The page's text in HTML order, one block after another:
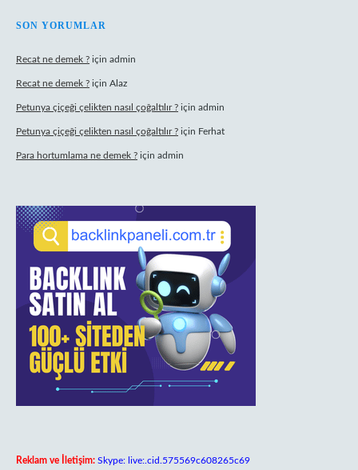
SON YORUMLAR
Recat ne demek ? için admin
Recat ne demek ? için Alaz
Petunya çiçeği çelikten nasıl çoğaltılır ? için admin
Petunya çiçeği çelikten nasıl çoğaltılır ? için Ferhat
Para hortumlama ne demek ? için admin
Reklam ve İletişim: Skype: live:.cid.575569c608265c69